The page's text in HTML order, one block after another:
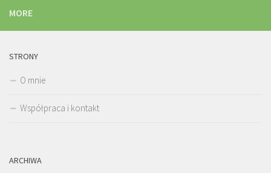
MORE
STRONY
O mnie
Współpraca i kontakt
ARCHIWA